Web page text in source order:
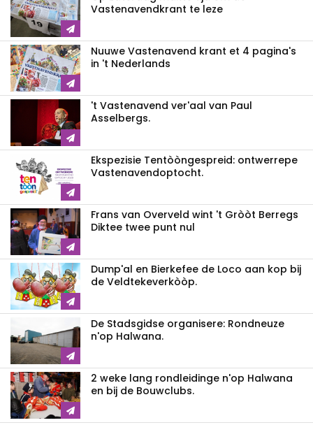
Vastenavendkrant te leze
Nuuwe Vastenavend krant et 4 pagina's
in 't Nederlands
't Vastenavend ver'aal van Paul
Asselbergs.
Ekspezisie Tentòòngespreid: ontwerrepe
Vastenavendoptocht.
Frans van Overveld wint 't Gròòt Berregs
Diktee twee punt nul
Dump'al en Bierkefee de Loco aan kop bij
de Veldtekeverkòòp.
De Stadsgidse organisere: Rondneuze
n'op Halwana.
2 weke lang rondleidinge n'op Halwana
en bij de Bouwclubs.